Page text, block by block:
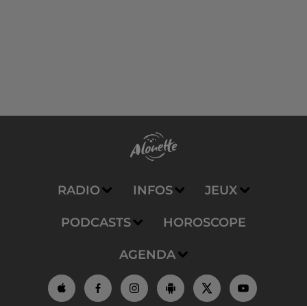
RADIO INFOS JEUX
PODCASTS HOROSCOPE
AGENDA